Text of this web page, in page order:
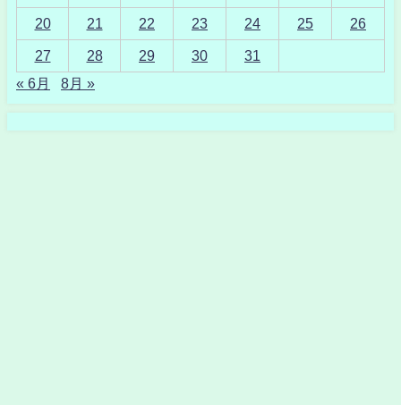
20 21 22 23 24 25 26
27 28 29 30
31
« 6月
8月 »